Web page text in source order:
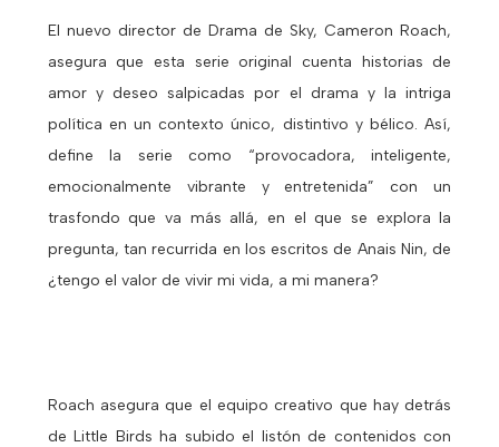
El nuevo director de Drama de Sky, Cameron Roach,
asegura que esta serie original cuenta historias de
amor y deseo salpicadas por el drama y la intriga
política en un contexto único, distintivo y bélico. Así,
define la serie como “provocadora, inteligente,
emocionalmente vibrante y entretenida” con un
trasfondo que va más allá, en el que se explora la
pregunta, tan recurrida en los escritos de Anais Nin, de
¿tengo el valor de vivir mi vida, a mi manera?
Roach asegura que el equipo creativo que hay detrás
de Little Birds ha subido el listón de contenidos con